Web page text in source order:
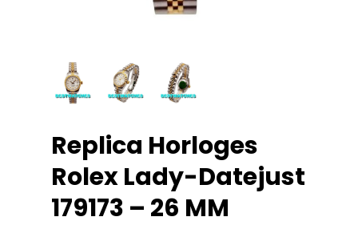
Replica Horloges
Rolex Lady-Datejust
179173 – 26 MM